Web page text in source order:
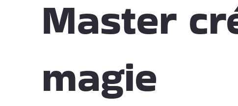
Master
magie